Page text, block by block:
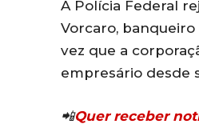
A Polícia Federal
Vorcaro,
vez que a
empresário desde
📲Quer receber